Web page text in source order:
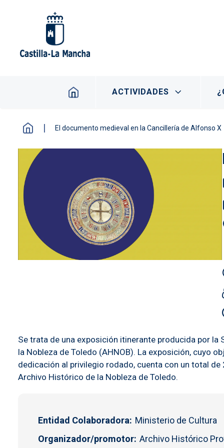
Navegación principal
ACTIVIDADES
El documento medieval en la Cancillería de Alfonso X
Se trata de una exposición itinerante producida por
la Nobleza de Toledo (AHNOB). La exposición, cuyo
dedicación al privilegio rodado, cuenta con un total
Archivo Histórico de la Nobleza de Toledo.
Entidad Colaboradora
Ministerio de Cultura
Organizador/promotor Archivo Histórico